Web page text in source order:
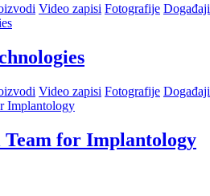
Video zapisi Fotografije Događaji
Video zapisi Fotografije Događaji
for Implantology